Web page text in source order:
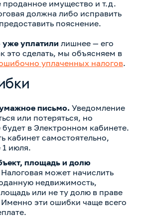
проданное имущество и т.д.
должна либо исправить
пояснение.
уже уплатили лишнее — его
это сделать, мы объясняем в
уплаченных налогов.
письмо. Уведомление
или потеряться, но
в Электронном кабинете.
кабинет самостоятельно,
июля.
площадь и долю
Налоговая может начислить
недвижимость,
или не ту долю в праве
эти ошибки чаще всего